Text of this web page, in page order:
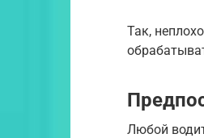
Так,
Любой